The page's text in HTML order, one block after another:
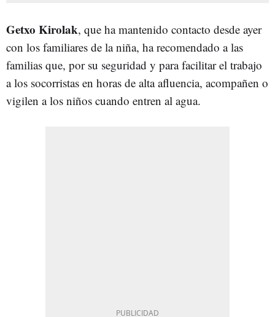
Getxo Kirolak, que ha mantenido contacto desde ayer
con los familiares de la niña, ha recomendado a las
familias que, por su seguridad y para facilitar el trabajo
a los socorristas en horas de alta afluencia, acompañen o
vigilen a los niños cuando entren al agua.